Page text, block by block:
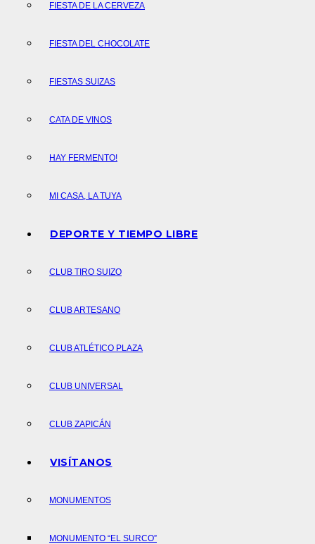
FIESTA DE LA CERVEZA
FIESTA DEL CHOCOLATE
FIESTAS SUIZAS
CATA DE VINOS
HAY FERMENTO!
MI CASA, LA TUYA
DEPORTE Y TIEMPO LIBRE
CLUB TIRO SUIZO
CLUB ARTESANO
CLUB ATLÉTICO PLAZA
CLUB UNIVERSAL
CLUB ZAPICÁN
VISÍTANOS
MONUMENTOS
MONUMENTO “EL SURCO”